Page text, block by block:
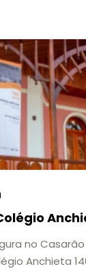
a educação,
Arp
das 11h às
no
Anchieta